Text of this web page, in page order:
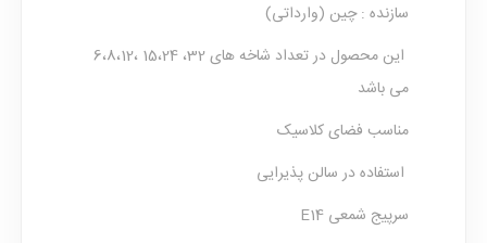
سازنده : چین (وارداتی)
این محصول در تعداد شاخه های 32، 15،24 ،6،8،12
می باشد
مناسب فضای کلاسیک
استفاده در سالن پذیرایی
سرپیج شمعی E14